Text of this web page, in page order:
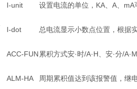
I-unit 设置电流的单位，KA、A、mA
I-dot 总电流显示小数点位置，根据
ACC-FUN 累积方式安·时/A·H、安·分/
ALM-HA 周期累积值达到该报警值，继